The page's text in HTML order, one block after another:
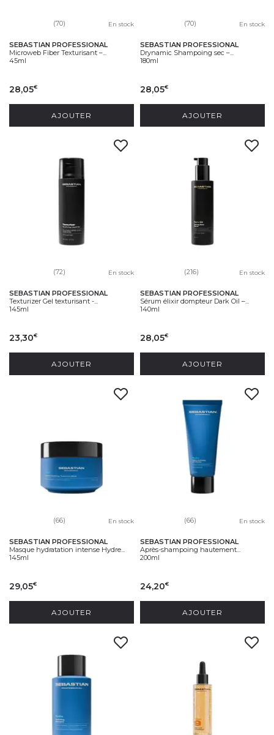
(70) En stock
SEBASTIAN PROFESSIONAL
Microweb Fiber Texturisant –...
45ml
28,05€
AJOUTER
(70) En stock
SEBASTIAN PROFESSIONAL
Drynamic Shampoing sec –...
180ml
28,05€
AJOUTER
(72) En stock
SEBASTIAN PROFESSIONAL
Texturizer Gel texturisant -...
145ml
23,30€
AJOUTER
(216) En stock
SEBASTIAN PROFESSIONAL
Sérum élixir dompteur Dark Oil –...
140ml
28,05€
AJOUTER
(66) En stock
SEBASTIAN PROFESSIONAL
Masque hydratation intense Hydre...
145ml
29,05€
AJOUTER
(66) En stock
SEBASTIAN PROFESSIONAL
Après-shampoing hautement...
200ml
24,20€
AJOUTER